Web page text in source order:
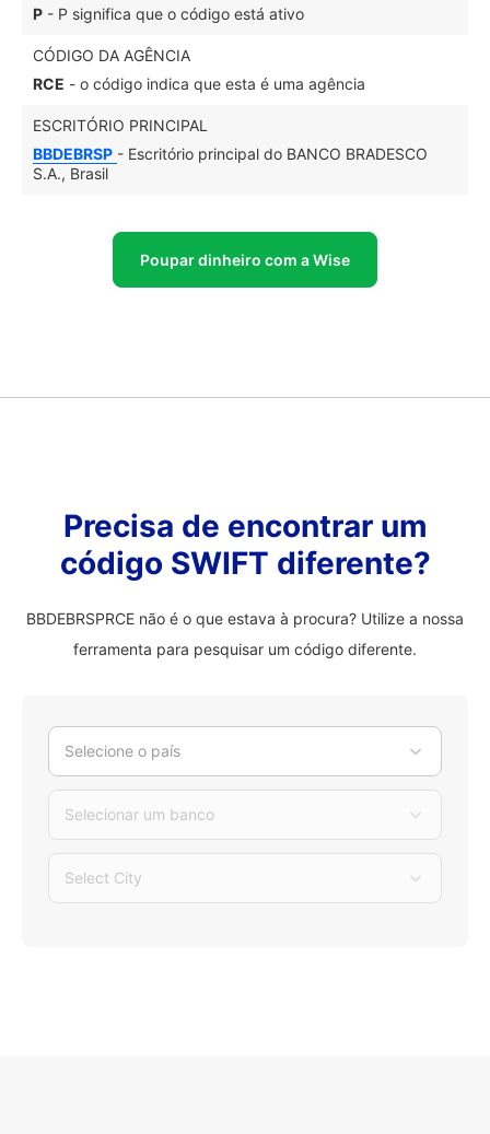
P - P significa que o código está ativo
CÓDIGO DA AGÊNCIA
RCE - o código indica que esta é uma agência
ESCRITÓRIO PRINCIPAL
BBDEBRSP - Escritório principal do BANCO BRADESCO
S.A., Brasil
Poupar dinheiro com a Wise
Precisa de encontrar um
código SWIFT diferente?
BBDEBRSPRCE não é o que estava à procura? Utilize a nossa
ferramenta para pesquisar um código diferente.
Selecione o país
Selecionar um banco
Select City